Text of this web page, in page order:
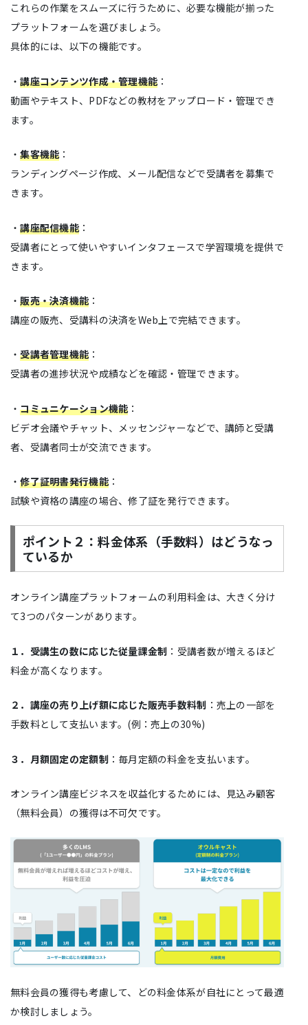
これらの作業をスムーズに行うために、必要な機能が揃った
プラットフォームを選びましょう。
具体的には、以下の機能です。
・講座コンテンツ作成・管理機能：
動画やテキスト、PDFなどの教材をアップロード・管理でき
ます。
・集客機能：
ランディングページ作成、メール配信などで受講者を募集で
きます。
・講座配信機能：
受講者にとって使いやすいインタフェースで学習環境を提供で
きます。
・販売・決済機能：
講座の販売、受講料の決済をWeb上で完結できます。
・受講者管理機能：
受講者の進捗状況や成績などを確認・管理できます。
・コミュニケーション機能：
ビデオ会議やチャット、メッセンジャーなどで、講師と受講
者、受講者同士が交流できます。
・修了証明書発行機能：
試験や資格の講座の場合、修了証を発行できます。
ポイント２：料金体系（手数料）はどうなっ
ているか
オンライン講座プラットフォームの利用料金は、大きく分け
て3つのパターンがあります。
１．受講生の数に応じた従量課金制 ：受講者数が増えるほど
料金が高くなります。
２．講座の売り上げ額に応じた販売手数料制 ：売上の一部を
手数料として支払います。(例：売上の30%)
３．月額固定の定額制：毎月定額の料金を支払います。
オンライン講座ビジネスを収益化するためには、見込み顧客
（無料会員）の獲得は不可欠です。
無料会員の獲得も考慮して、どの料金体系が自社にとって最適
か検討しましょう。